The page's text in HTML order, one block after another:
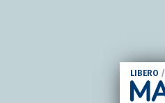
LIBERO /